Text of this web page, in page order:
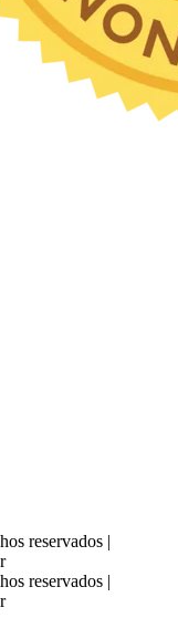
reservados |
reservados |